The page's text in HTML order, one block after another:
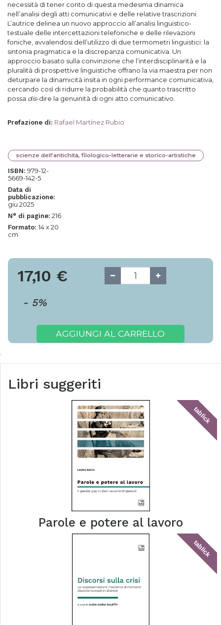
necessità di tener conto di questa medesima dinamica
nell’analisi degli atti comunicativi e delle relative trascrizioni.
L’autrice delinea un nuovo approccio all’analisi linguistico-
testuale delle intercettazioni telefoniche e delle rilevazioni
foniche, avvalendosi dell’utilizzo di due termometri linguistici: la
sintonia pragmatica e la discrepanza comunicativa. Un
approccio basato sulla convinzione che l’interdisciplinarità e la
pluralità di prospettive linguistiche offrano la via maestra per non
deturpare la dinamicità insita in ogni performance comunicativa,
cercando così di ridurre la probabilità che quanto trascritto
possa dis-dire la genuinità di ogni atto comunicativo.
Prefazione di: Rafael Martínez Rubio
scienze dell’antichità, filologico-letterarie e storico-artistiche
ISBN: 979-12-
5669-142-5
Data di
pubblicazione:
giu 2025
N° di pagine: 216
Formato: 14 x 20
cm
17,10 €
- 5%
AGGIUNGI AL CARRELLO
Libri suggeriti
tablick
Parole e potere al lavoro
tablick